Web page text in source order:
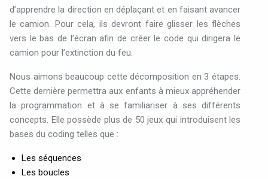
d’apprendre la direction en déplaçant et en faisant avancer
le camion. Pour cela, ils devront faire glisser les flèches
vers le bas de l’écran afin de créer le code qui dirigera le
camion pour l’extinction du feu.
Nous aimons beaucoup cette décomposition en 3 étapes.
Cette dernière permettra aux enfants à mieux appréhender
la programmation et à se familiariser à ses différents
concepts. Elle possède plus de 50 jeux qui introduisent les
bases du coding telles que :
Les séquences
Les boucles